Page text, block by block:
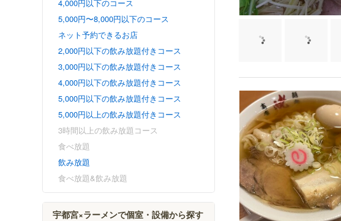
4,000円以下のコース
5,000円〜8,000円以下のコース
ネット予約できるお店
2,000円以下の飲み放題付きコース
3,000円以下の飲み放題付きコース
4,000円以下の飲み放題付きコース
5,000円以下の飲み放題付きコース
5,000円以上の飲み放題付きコース
3時間以上の飲み放題コース
食べ放題
飲み放題
食べ放題&飲み放題
宇都宮×ラーメンで個室・設備から探す